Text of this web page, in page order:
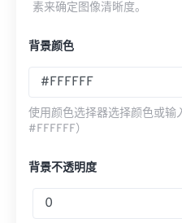
素来确定图像清晰度。
背景颜色
使用颜色选择器选择颜色或输
#FFFFFF）
背景不透明度